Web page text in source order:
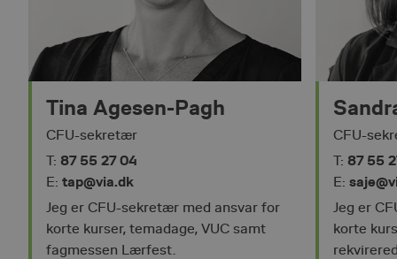
Tina Agesen-Pagh
CFU-sekretær
T: 87 55 27 04
E: tap@via.dk
Jeg er CFU-sekretær med ansvar for
korte kurser, temadage, VUC samt
fagmessen Lærfest.
CFU-
T: 87 55
E:
Jeg er
korte
favorites
__cf_bm
nmstat
ASP.NET_SessionId